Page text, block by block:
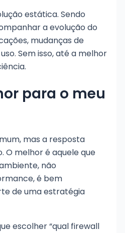
estática. Sendo
a evolução do
mudanças de
Sem isso, até a melhor
para o meu
mas a resposta
O melhor é aquele que
não
é bem
de uma estratégia
escolher “qual firewall